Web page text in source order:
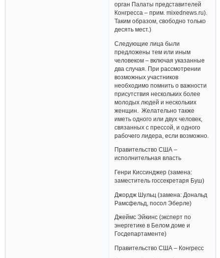
орган Палаты представителей
Конгресса – прим. mixednews.ru).
Таким образом, свободно только
десять мест.)
Следующие лица были
предложены тем или иным
человеком – включая указанные
два случая. При рассмотрении
возможных участников
необходимо помнить о важности
присутствия нескольких более
молодых людей и нескольких
женщин. Желательно также
иметь одного или двух человек,
связанных с прессой, и одного
рабочего лидера, если возможно.
Правительство США –
исполнительная власть
Генри Киссинджер (замена:
заместитель госсекретаря Буш)
Джордж Шульц (замена: Дональд
Рамсфельд, посол Эберле)
Джеймс Эйкинс (эксперт по
энергетике в Белом доме и
Госдепартаменте)
Правительство США – Конгресс